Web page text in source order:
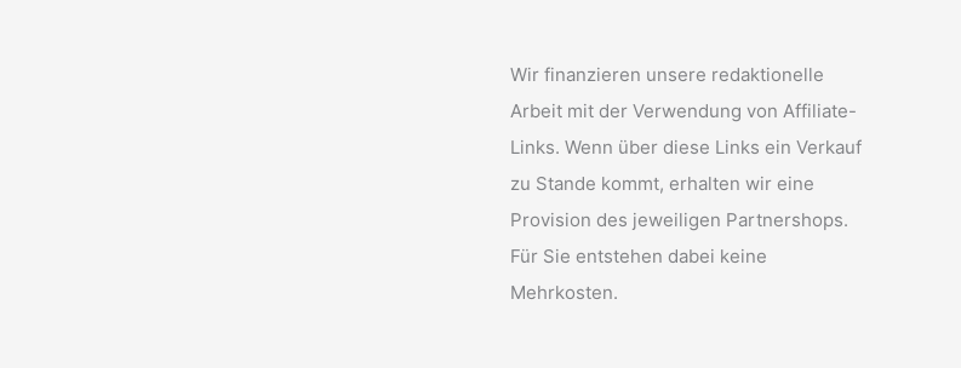
Wir finanzieren unsere redaktionelle
Arbeit mit der Verwendung von Affiliate-
Links. Wenn über diese Links ein Verkauf
zu Stande kommt, erhalten wir eine
Provision des jeweiligen Partnershops.
Für Sie entstehen dabei keine
Mehrkosten.